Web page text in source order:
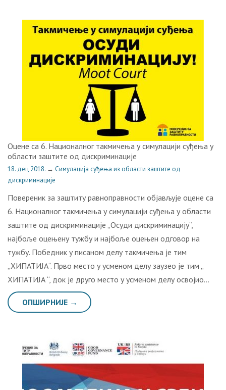
Оцене са 6. Националног такмичења у симулацији суђења у
области заштите од дискриминације
18. дец 2018. → Симулација суђења из области заштите од
дискриминације
Повереник за заштиту равноправности објављује оцене са
6. Националног такмичења у симулацији суђења у области
заштите од дискриминације „Осуди дискриминацију“,
најбоље оцењену тужбу и најбоље оцењен одговор на
тужбу. Победник у писаном делу такмичења је тим
„ХИПАТИЈА“. Прво место у усменом делу заузео је тим „
ХИПАТИЈА “, док је друго место у усменом делу освојио…
ОПШИРНИЈЕ →